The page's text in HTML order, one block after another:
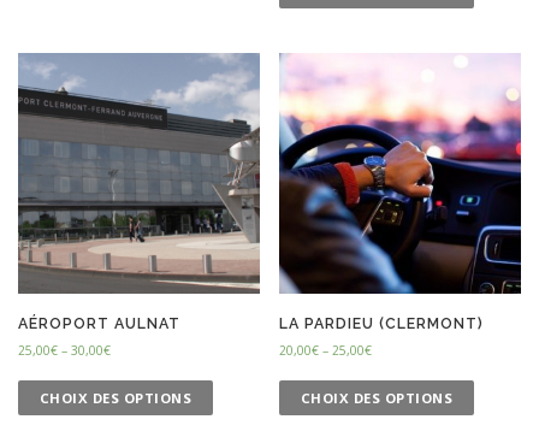
AÉROPORT AULNAT
25,00€ – 30,00€
CHOIX DES OPTIONS
LA PARDIEU (CLERMONT)
20,00€ – 25,00€
CHOIX DES OPTIONS